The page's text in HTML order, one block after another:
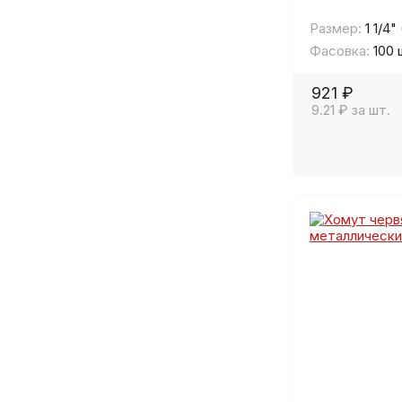
Размер: 1 1/
Фасовка: 100
921 ₽
9.21 ₽ за шт.